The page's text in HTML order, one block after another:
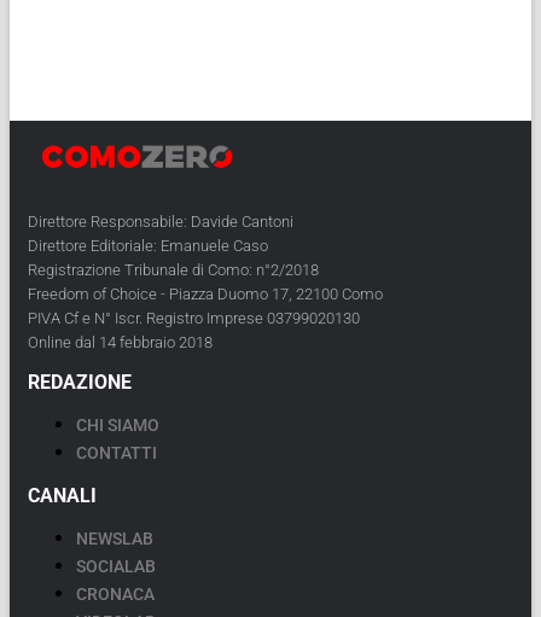
Direttore Responsabile: Davide Cantoni
Direttore Editoriale: Emanuele Caso
Registrazione Tribunale di Como: n°2/2018
Freedom of Choice - Piazza Duomo 17, 22100 Como
PIVA Cf e N° Iscr. Registro Imprese 03799020130
Online dal 14 febbraio 2018
REDAZIONE
CHI SIAMO
CONTATTI
CANALI
NEWSLAB
SOCIALAB
CRONACA